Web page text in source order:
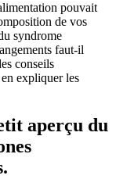
pouvait
de vos
syndrome
faut-il
conseils
expliquer les
aperçu du